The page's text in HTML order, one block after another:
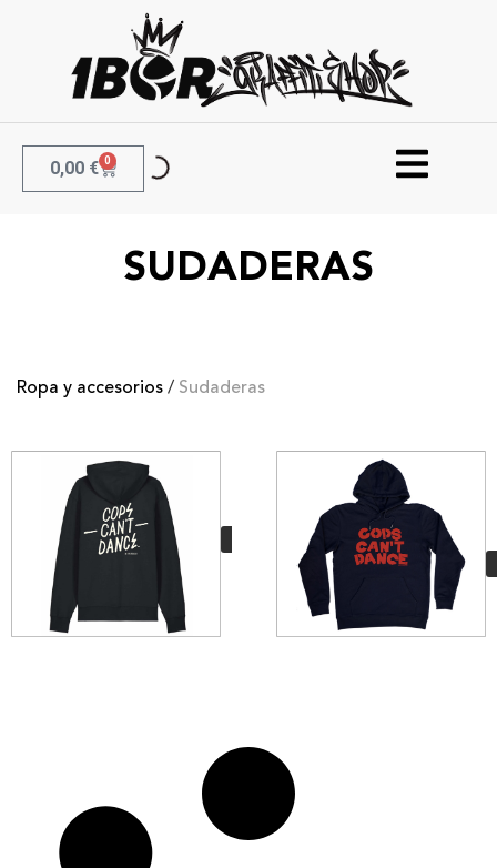
0,00 € 0
SUDADERAS
Ropa y accesorios / Sudaderas
Sudadera Negra
Cops Can´t Dance
VER MÁS